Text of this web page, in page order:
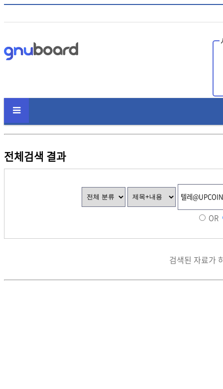
전체검색 결과
OR
검색된 자료가